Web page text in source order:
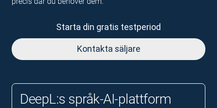
Starta din gratis testperiod
Kontakta säljare
DeepL:s språk-AI-plattform